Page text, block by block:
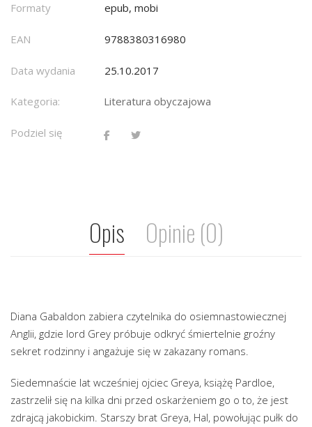
Formaty epub, mobi
EAN 9788380316980
Data wydania 25.10.2017
Kategoria: Literatura obyczajowa
Podziel się
Opis Opinie (0)
Diana Gabaldon zabiera czytelnika do osiemnastowiecznej
Anglii, gdzie lord Grey próbuje odkryć śmiertelnie groźny
sekret rodzinny i angażuje się w zakazany romans.
Siedemnaście lat wcześniej ojciec Greya, książę Pardloe,
zastrzelił się na kilka dni przed oskarżeniem go o to, że jest
zdrajcą jakobickim. Starszy brat Greya, Hal, powołując pułk do